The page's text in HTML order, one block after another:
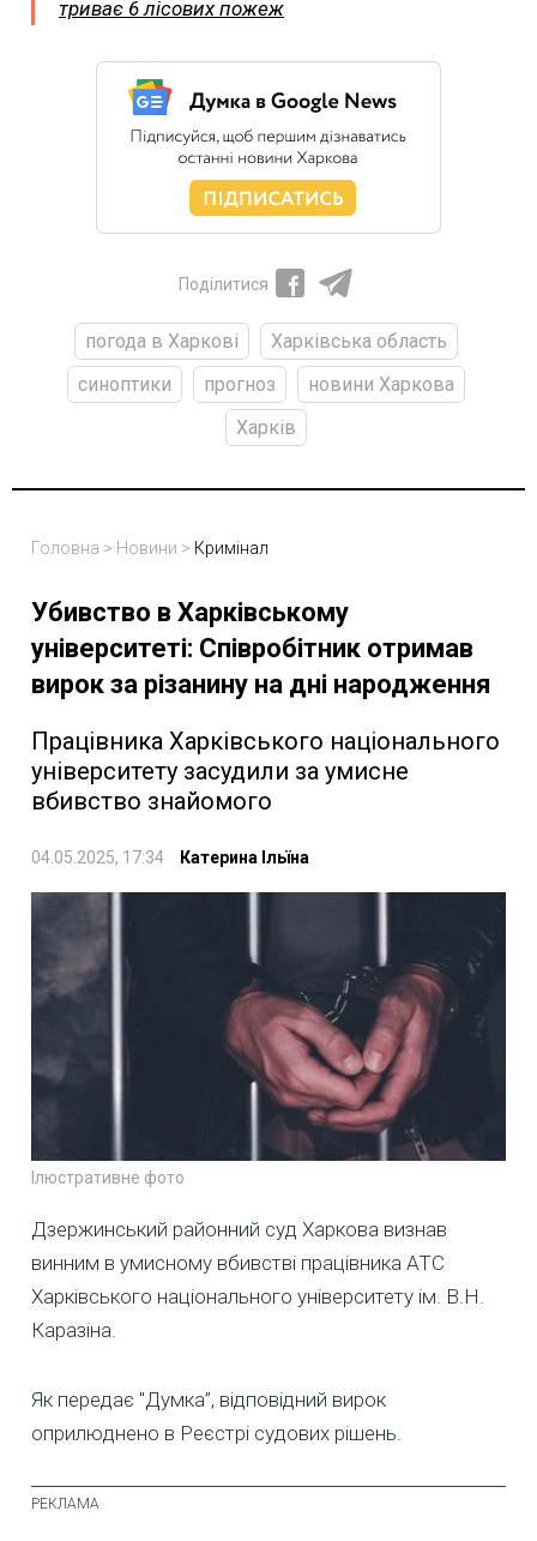
триває 6 лісових пожеж
Поділитися
погода в Харкові
Харківська область
синоптики
прогноз
новини Харкова
Харків
Головна > Новини > Кримінал
Убивство в Харківському
університеті: Співробітник отримав
вирок за різанину на дні народження
Працівника Харківського національного
університету засудили за умисне
вбивство знайомого
04.05.2025, 17:34 Катерина Ільїна
Ілюстративне фото
Дзержинський районний суд Харкова визнав
винним в умисному вбивстві працівника АТС
Харківського національного університету ім. В.Н.
Каразіна.
Як передає "Думка”, відповідний вирок
оприлюднено в Реєстрі судових рішень.